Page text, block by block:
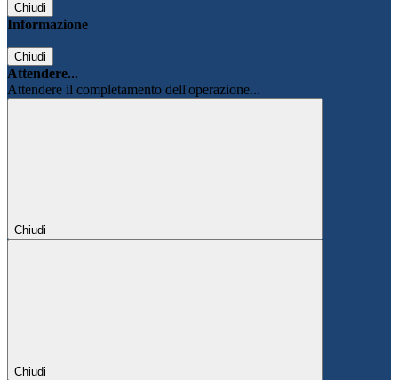
Chiudi
Informazione
Chiudi
Attendere...
Attendere il completamento dell'operazione...
Chiudi
Chiudi